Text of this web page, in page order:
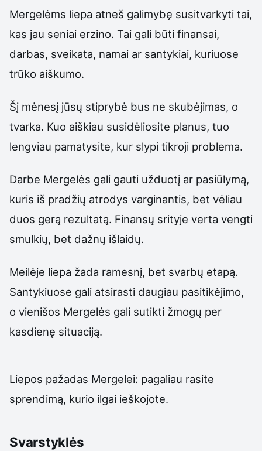
Mergelėms liepa atneš galimybę susitvarkyti tai,
kas jau seniai erzino. Tai gali būti finansai,
darbas, sveikata, namai ar santykiai, kuriuose
trūko aiškumo.
Šį mėnesį jūsų stiprybė bus ne skubėjimas, o
tvarka. Kuo aiškiau susidėliosite planus, tuo
lengviau pamatysite, kur slypi tikroji problema.
Darbe Mergelės gali gauti užduotį ar pasiūlymą,
kuris iš pradžių atrodys varginantis, bet vėliau
duos gerą rezultatą. Finansų srityje verta vengti
smulkių, bet dažnų išlaidų.
Meilėje liepa žada ramesnį, bet svarbų etapą.
Santykiuose gali atsirasti daugiau pasitikėjimo,
o vienišos Mergelės gali sutikti žmogų per
kasdienę situaciją.
Liepos pažadas Mergelei: pagaliau rasite
sprendimą, kurio ilgai ieškojote.
Svarstyklės